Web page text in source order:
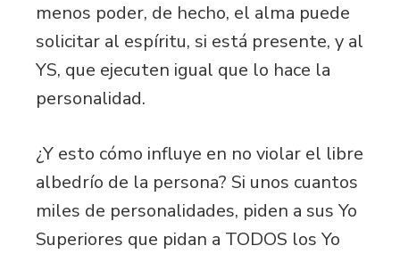
menos poder, de hecho, el alma puede
solicitar al espíritu, si está presente, y al
YS, que ejecuten igual que lo hace la
personalidad.
¿Y esto cómo influye en no violar el libre
albedrío de la persona? Si unos cuantos
miles de personalidades, piden a sus Yo
Superiores que pidan a TODOS los Yo